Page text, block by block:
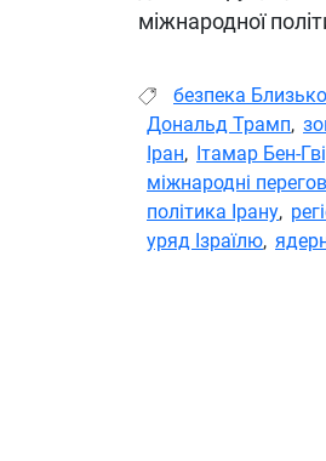
міжнародної
безпека
Дональд Трамп,
Іран, Ітамар Бен-
міжнародні
політика Ірану,
уряд Ізраїлю,